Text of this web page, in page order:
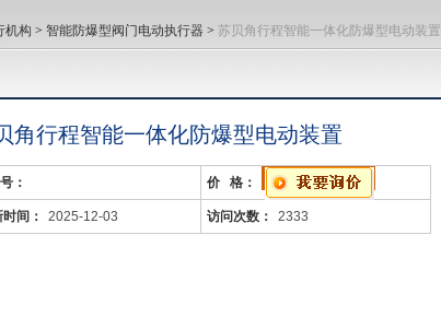
机构 > 智能防爆型阀门电动执行器 > 苏贝角行程智能一体化防爆型电动装置
角行程智能一体化防爆型电动装置
： 价 格：
间： 2025-12-03 访问次数： 2333